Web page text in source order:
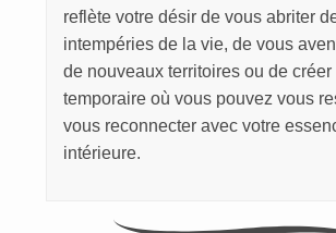
reflète votre désir de vous abriter
intempéries de la vie, de vous
de nouveaux territoires ou de
temporaire où vous pouvez vous
vous reconnecter avec votre
intérieure.